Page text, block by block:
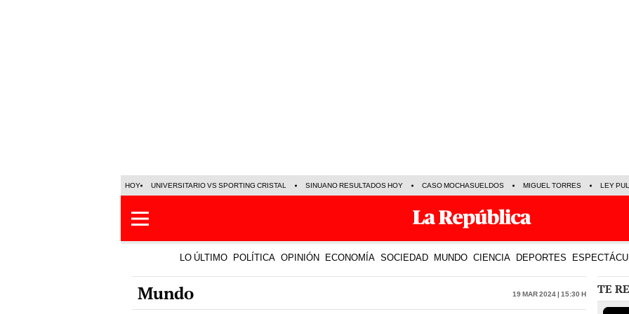
HOY UNIVERSITARIO VS SPORTING CRISTAL SINUANO RESULTADOS HOY CASO MOCHASUELDOS MIGUEL TORRES LEY
LO ÚLTIMO POLÍTICA OPINIÓN ECONOMÍA SOCIEDAD MUNDO CIENCIA DEPORTES
Mundo 19 Mar 2024 | 15:30 h TE